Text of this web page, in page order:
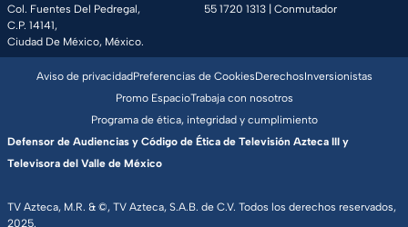
Col. Fuentes Del Pedregal,
C.P. 14141,
Ciudad De México, México.
55 1720 1313 | Conmutador
TV Azteca, M.R. & ©, TV Azteca, S.A.B. de C.V. Todos los derechos reservados,
2025.
Aviso de privacidadPreferencias de CookiesDerechosInversionistas
Promo EspacioTrabaja con nosotros
Programa de ética, integridad y cumplimiento
Defensor de Audiencias y Código de Ética de Televisión Azteca III y
Televisora del Valle de México